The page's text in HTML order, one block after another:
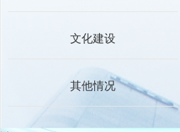
文化建设
其他情况